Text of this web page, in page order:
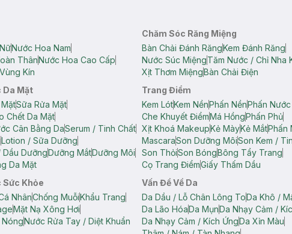
Nước Hoa Nam
ThânNước Hoa Cao Cấp
Kín
Chăm Sóc Răng Miệng
Bàn Chải Đánh RăngKem Đánh Răng
Nước Súc MiệngTăm Nước / Chỉ Nha
Xịt Thơm MiệngBàn Chải Điện
Da Mặt
Sữa Rửa Mặt
Chết Da Mặt
Cân Bằng DaSerum / Tinh Chất
Lotion / Sữa Dưỡng
Dầu DưỡngDưỡng MắtDưỡng Môi
Da Mặt
Trang Điểm
Kem LótKem NềnPhấn NềnPhấn
Che Khuyết ĐiểmMá HồngPhấn Phủ
Xịt Khoá MakeupKẻ MàyKẻ MắtPhấn
MascaraSon Dưỡng MôiSon Kem /
Son ThỏiSon BóngBông Tẩy Trang
Cọ Trang ĐiểmGiấy Thấm Dầu
Sức Khỏe
NhânChống MuỗiKhẩu Trang
Mặt Nạ Xông Hơi
NóngNước Rửa Tay / Diệt Khuẩn
Vấn Đề Về Da
Da Dầu / Lỗ Chân Lông ToDa Khô /
Da Lão HóaDa MụnDa Nhạy Cảm /
Da Nhạy Cảm / Kích ỨngDa Xỉn Màu